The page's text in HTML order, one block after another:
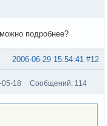
подробнее?
#12
2006-06-29 15:54:41
05-18 Сообщений: 114